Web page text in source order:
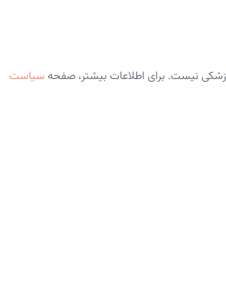
نیست. برای اطلاعات بیشتر، صفحه سیاست